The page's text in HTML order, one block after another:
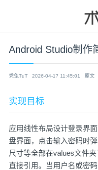
Android Studio制作
秃兔TuT 2026-04-17 11:45:01 原文
实现目标
应用线性布局设计登录界
盘界面，点击输入密码时
尺寸等全部在values文件
直接引用。当用户名或密